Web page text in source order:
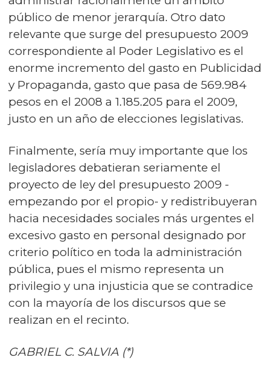
público de menor jerarquía. Otro dato
relevante que surge del presupuesto 2009
correspondiente al Poder Legislativo es el
enorme incremento del gasto en Publicidad
y Propaganda, gasto que pasa de 569.984
pesos en el 2008 a 1.185.205 para el 2009,
justo en un año de elecciones legislativas.
Finalmente, sería muy importante que los
legisladores debatieran seriamente el
proyecto de ley del presupuesto 2009 -
empezando por el propio- y redistribuyeran
hacia necesidades sociales más urgentes el
excesivo gasto en personal designado por
criterio político en toda la administración
pública, pues el mismo representa un
privilegio y una injusticia que se contradice
con la mayoría de los discursos que se
realizan en el recinto.
GABRIEL C. SALVIA (*)